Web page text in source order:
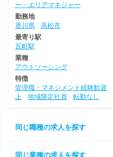
ー・エリアマネジャー
勤務地
香川県
高松市
最寄り駅
瓦町駅
業種
アウトソーシング
特徴
管理職・マネジメント経験歓迎
上
地域限定社員 転勤なし
同じ職種の求人を探す
同じ業種の求人を探す